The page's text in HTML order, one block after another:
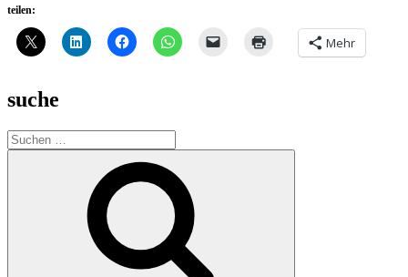
teilen:
Mehr
suche
Suche
nach: